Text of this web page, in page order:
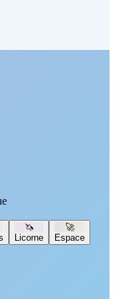
🦄
Licorne
🚀
Espace